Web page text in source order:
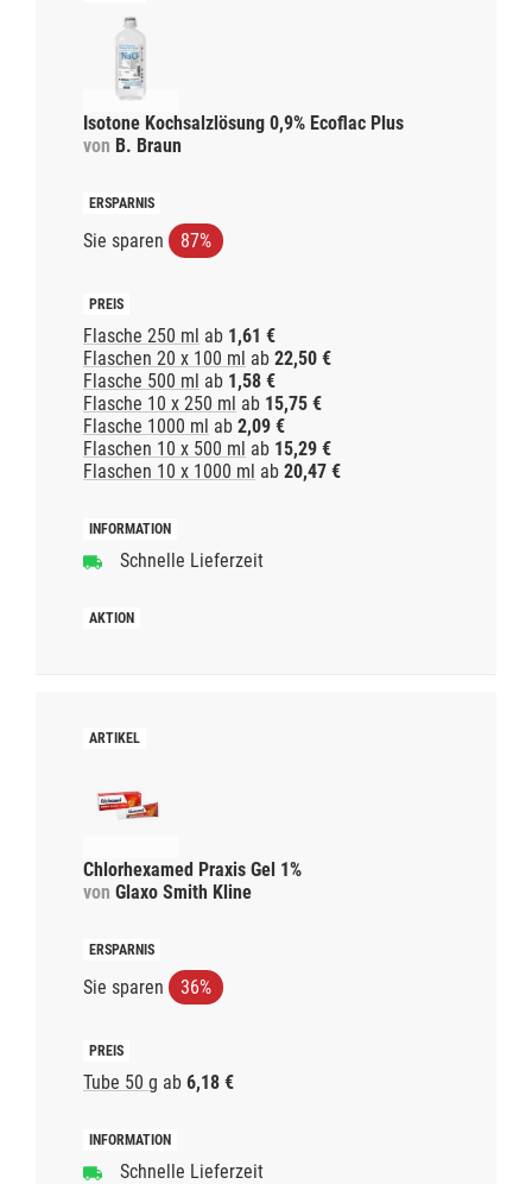
Isotone Kochsalzlösung 0,9% Ecoflac Plus
von B. Braun
Sie sparen 87%
Flasche 250 ml ab 1,61 €
Flaschen 20 x 100 ml ab 22,50 €
Flasche 500 ml ab 1,58 €
Flasche 10 x 250 ml ab 15,75 €
Flasche 1000 ml ab 2,09 €
Flaschen 10 x 500 ml ab 15,29 €
Flaschen 10 x 1000 ml ab 20,47 €
Schnelle Lieferzeit
Chlorhexamed Praxis Gel 1%
von Glaxo Smith Kline
Sie sparen 36%
Tube 50 g ab 6,18 €
Schnelle Lieferzeit